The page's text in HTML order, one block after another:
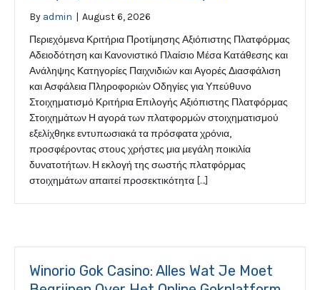
By admin | August 6, 2026
Περιεχόμενα Κριτήρια Προτίμησης Αξιόπιστης Πλατφόρμας
Αδειοδότηση και Κανονιστικό Πλαίσιο Μέσα Κατάθεσης και
Ανάληψης Κατηγορίες Παιχνιδιών και Αγορές Διασφάλιση
και Ασφάλεια Πληροφοριών Οδηγίες για Υπεύθυνο
Στοιχηματισμό Κριτήρια Επιλογής Αξιόπιστης Πλατφόρμας
Στοιχημάτων Η αγορά των πλατφορμών στοιχηματισμού
εξελίχθηκε εντυπωσιακά τα πρόσφατα χρόνια,
προσφέροντας στους χρήστες μια μεγάλη ποικιλία
δυνατοτήτων. Η εκλογή της σωστής πλατφόρμας
στοιχημάτων απαιτεί προσεκτικότητα […]
Winorio Gok Casino: Alles Wat Je Moet